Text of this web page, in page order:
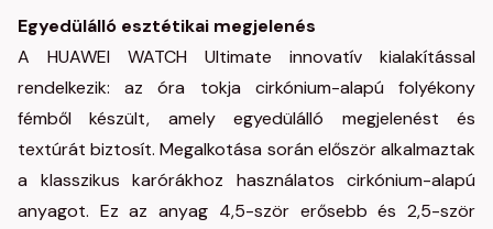
Egyedülálló esztétikai megjelenés
A HUAWEI WATCH Ultimate innovatív kialakítással
rendelkezik: az óra tokja cirkónium-alapú folyékony
fémből készült, amely egyedülálló megjelenést és
textúrát biztosít. Megalkotása során először alkalmaztak
a klasszikus karórákhoz használatos cirkónium-alapú
anyagot. Ez az anyag 4,5-ször erősebb és 2,5-ször